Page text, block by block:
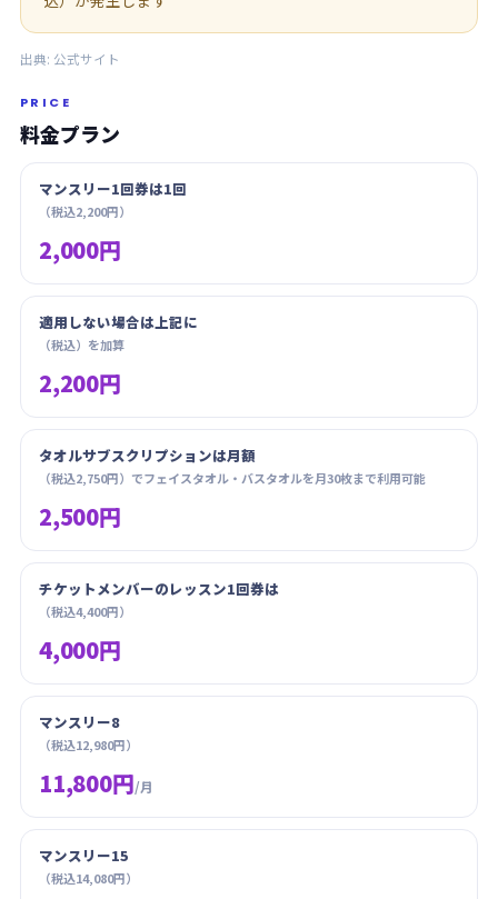
出典: 公式サイト
PRICE
料金プラン
マンスリー1回券は1回
（税込2,200円）
2,000円
適用しない場合は上記に
（税込）を加算
2,200円
タオルサブスクリプションは月額
（税込2,750円）でフェイスタオル・バスタオルを月30枚まで利用可能
2,500円
チケットメンバーのレッスン1回券は
（税込4,400円）
4,000円
マンスリー8
（税込12,980円）
11,800円/月
マンスリー15
（税込14,080円）